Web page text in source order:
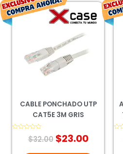
CABLE PONCHADO UTP
CAT5E 3M GRIS
Valorado$32.00
El
precio
original
era:
$32.00.
$23.00
precio